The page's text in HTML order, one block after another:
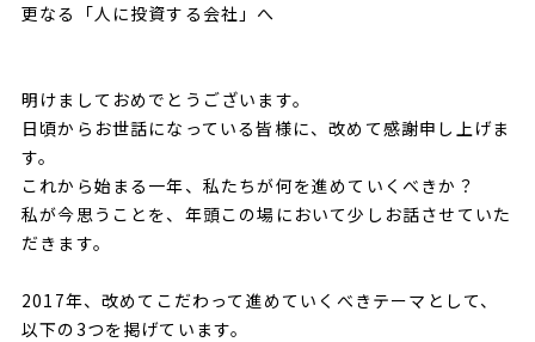
更なる「人に投資する会社」へ
明けましておめでとうございます。
日頃からお世話になっている皆様に、改めて感謝申し上げま
す。
これから始まる一年、私たちが何を進めていくべきか？
私が今思うことを、年頭この場において少しお話させていた
だきます。
2017年、改めてこだわって進めていくべきテーマとして、
以下の3つを掲げています。